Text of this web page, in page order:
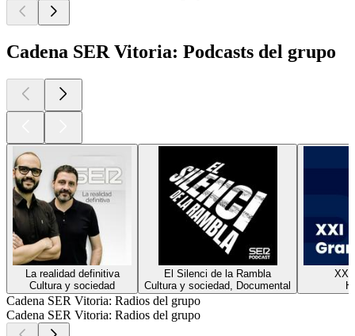
Cadena SER Vitoria: Podcasts del grupo
La realidad definitiva
Cultura y sociedad
El Silenci de la Rambla
Cultura y sociedad, Documental
XXI
Cadena SER Vitoria: Radios del grupo
Cadena SER Vitoria: Radios del grupo